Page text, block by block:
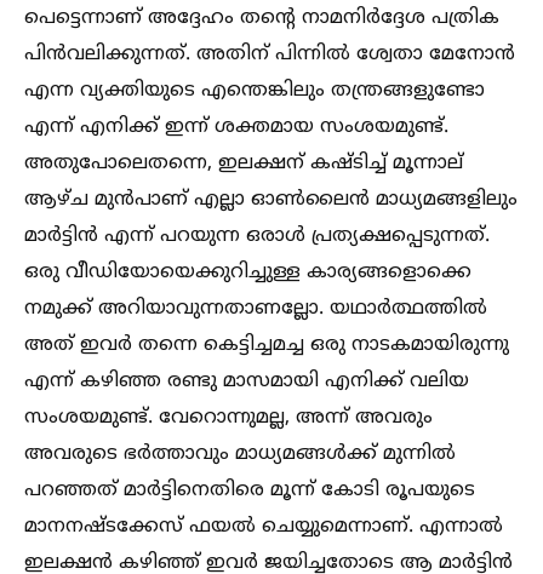
പെട്ടെന്നാണ് അദ്ദേഹം തന്റെ നാമനിർദ്ദേശ പത്രിക
പിൻവലിക്കുന്നത്. അതിന് പിന്നില്‍ ശ്വേതാ മേനോൻ
എന്ന വ്യക്തിയുടെ എന്തെങ്കിലും തന്ത്രങ്ങളുണ്ടോ
എന്ന് എനിക്ക് ഇന്ന് ശക്തമായ സംശയമുണ്ട്.
അതുപോലെതന്നെ, ഇലക്ഷന് കഷ്ടിച്ച്‌ മൂന്നാല്
ആഴ്ച മുൻപാണ് എല്ലാ ഓണ്‍ലൈൻ മാധ്യമങ്ങളിലും
മാർട്ടിൻ എന്ന് പറയുന്ന ഒരാള്‍ പ്രത്യക്ഷപ്പെടുന്നത്.
ഒരു വീഡിയോയെക്കുറിച്ചുള്ള കാര്യങ്ങളൊക്കെ
നമുക്ക് അറിയാവുന്നതാണല്ലോ. യഥാർത്ഥത്തില്‍
അത് ഇവർ തന്നെ കെട്ടിച്ചമച്ച ഒരു നാടകമായിരുന്നു
എന്ന് കഴിഞ്ഞ രണ്ടു മാസമായി എനിക്ക് വലിയ
സംശയമുണ്ട്. വേറൊന്നുമല്ല, അന്ന് അവരും
അവരുടെ ഭർത്താവും മാധ്യമങ്ങള്‍ക്ക് മുന്നില്‍
പറഞ്ഞത് മാർട്ടിനെതിരെ മൂന്ന് കോടി രൂപയുടെ
മാനനഷ്ടക്കേസ് ഫയല്‍ ചെയ്യുമെന്നാണ്. എന്നാല്‍
ഇലക്ഷൻ കഴിഞ്ഞ് ഇവർ ജയിച്ചതോടെ ആ മാർട്ടിൻ